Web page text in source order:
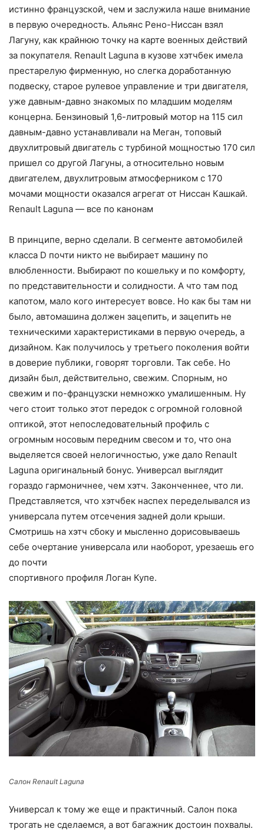
истинно французской, чем и заслужила наше внимание
в первую очередность. Альянс Рено-Ниссан взял
Лагуну, как крайнюю точку на карте военных действий
за покупателя. Renault Laguna в кузове хэтчбек имела
престарелую фирменную, но слегка доработанную
подвеску, старое рулевое управление и три двигателя,
уже давным-давно знакомых по младшим моделям
концерна. Бензиновый 1,6-литровый мотор на 115 сил
давным-давно устанавливали на Меган, топовый
двухлитровый двигатель с турбиной мощностью 170 сил
пришел со другой Лагуны, а относительно новым
двигателем, двухлитровым атмосферником с 170
мочами мощности оказался агрегат от Ниссан Кашкай.
Renault Laguna — все по канонам
В принципе, верно сделали. В сегменте автомобилей
класса D почти никто не выбирает машину по
влюбленности. Выбирают по кошельку и по комфорту,
по представительности и солидности. А что там под
капотом, мало кого интересует вовсе. Но как бы там ни
было, автомашина должен зацепить, и зацепить не
техническими характеристиками в первую очередь, а
дизайном. Как получилось у третьего поколения войти
в доверие публики, говорят торговли. Так себе. Но
дизайн был, действительно, свежим. Спорным, но
свежим и по-французски немножко умалишенным. Ну
чего стоит только этот передок с огромной головной
оптикой, этот непоследовательный профиль с
огромным носовым передним свесом и то, что она
выделяется своей нелогичностью, уже дало Renault
Laguna оригинальный бонус. Универсал выглядит
гораздо гармоничнее, чем хэтч. Законченнее, что ли.
Представляется, что хэтчбек наспех переделывался из
универсала путем отсечения задней доли крыши.
Смотришь на хэтч сбоку и мысленно дорисовываешь
себе очертание универсала или наоборот, урезаешь его
до почти
спортивного профиля Логан Купе.
Салон Renault Laguna
Универсал к тому же еще и практичный. Салон пока
трогать не сделаемся, а вот багажник достоин похвалы.